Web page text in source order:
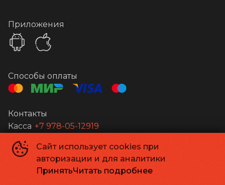
Сайт использует cookies при
авторизации и для аналитики
ПринятьЧитать подробнее
Приложения
Способы оплаты
Контакты
Касса +7 978-05-12919
Апельсин© 2026
Powered byp24.app